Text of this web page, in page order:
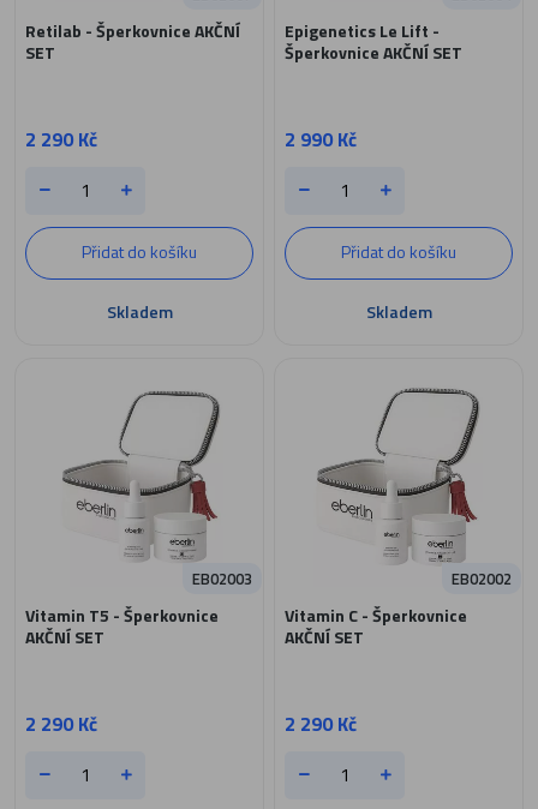
Retilab - Šperkovnice AKČNÍ
SET
2 290 Kč
Přidat do košíku
Skladem
Epigenetics Le Lift -
Šperkovnice AKČNÍ SET
2 990 Kč
Přidat do košíku
Skladem
Vitamin T5 - Šperkovnice
AKČNÍ SET
2 290 Kč
EB02003
Vitamin C - Šperkovnice
AKČNÍ SET
2 290 Kč
EB02002